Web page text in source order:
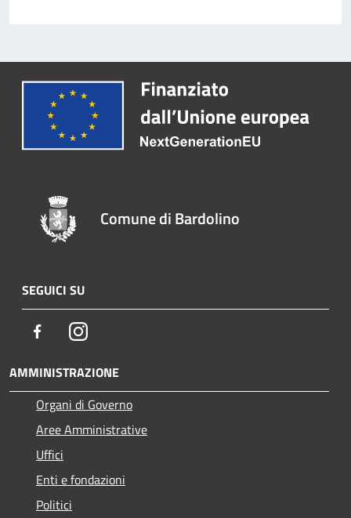
Comune di Bardolino
SEGUICI SU
FacebookInstagram
AMMINISTRAZIONE
Organi di Governo
Aree Amministrative
Uffici
Enti e fondazioni
Politici